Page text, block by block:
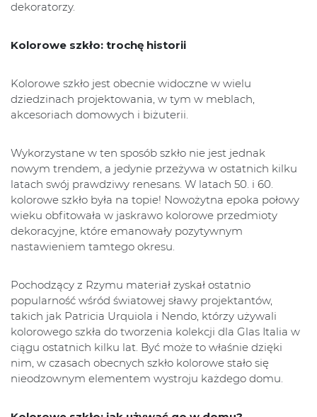
dekoratorzy.
Kolorowe szkło: trochę historii
Kolorowe szkło jest obecnie widoczne w wielu
dziedzinach projektowania, w tym w meblach,
akcesoriach domowych i biżuterii.
Wykorzystane w ten sposób szkło nie jest jednak
nowym trendem, a jedynie przeżywa w ostatnich kilku
latach swój prawdziwy renesans. W latach 50. i 60.
kolorowe szkło była na topie! Nowożytna epoka połowy
wieku obfitowała w jaskrawo kolorowe przedmioty
dekoracyjne, które emanowały pozytywnym
nastawieniem tamtego okresu.
Pochodzący z Rzymu materiał zyskał ostatnio
popularność wśród światowej sławy projektantów,
takich jak Patricia Urquiola i Nendo, którzy używali
kolorowego szkła do tworzenia kolekcji dla Glas Italia w
ciągu ostatnich kilku lat. Być może to właśnie dzięki
nim, w czasach obecnych szkło kolorowe stało się
nieodzownym elementem wystroju każdego domu.